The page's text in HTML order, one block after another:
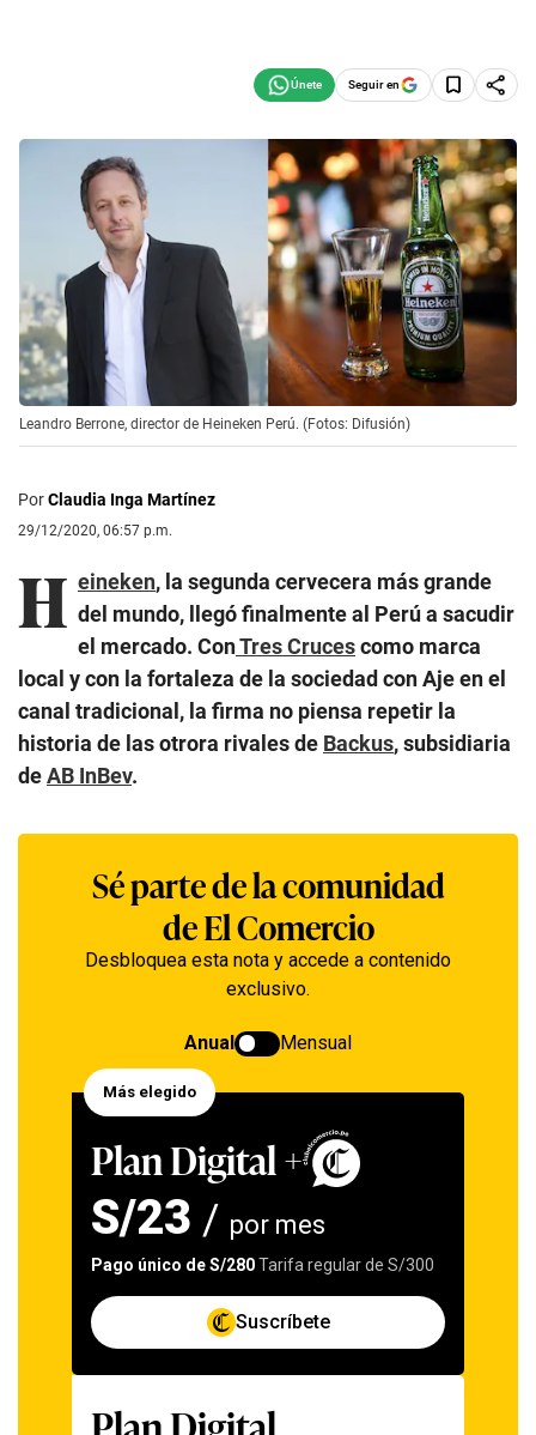
Seguir en
Leandro Berrone, director de Heineken Perú. (Fotos: Difusión)
PorClaudia Inga Martínez
29/12/2020, 06:57 p.m.
H eineken, la segunda cervecera más grande
del mundo, llegó finalmente al Perú a sacudir
el mercado. ConTres Crucescomo marca
local y con la fortaleza de la sociedad con Aje en el
canal tradicional, la firma no piensa repetir la
historia de las otrora rivales de Backus, subsidiaria
deAB InBev.